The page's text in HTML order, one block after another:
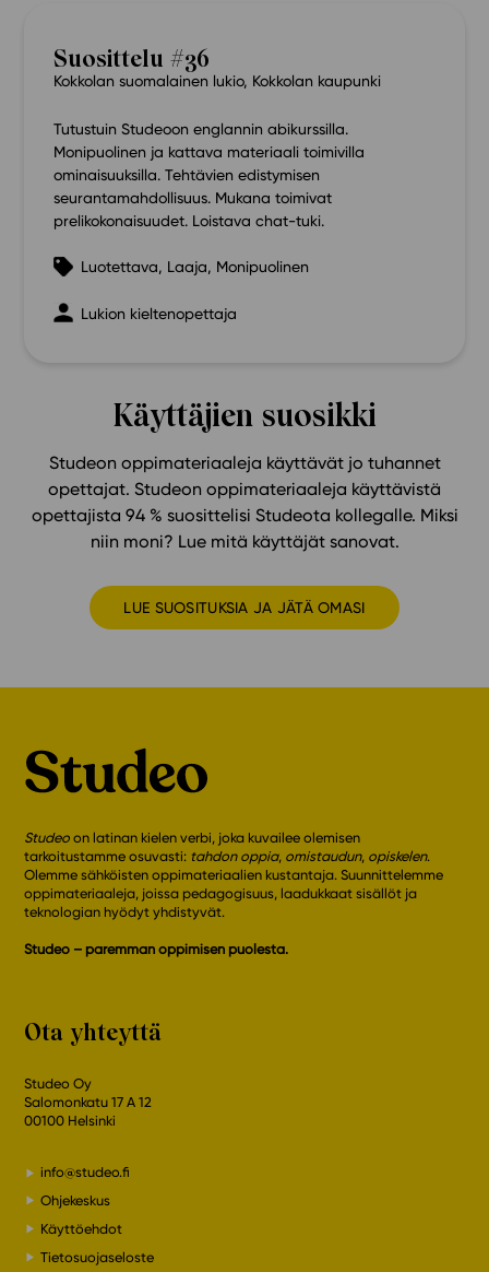
Suosittelu #36
Kokkolan suomalainen lukio, Kokkolan kaupunki
Tutustuin Studeoon englannin abikurssilla.
Monipuolinen ja kattava materiaali toimivilla
ominaisuuksilla. Tehtävien edistymisen
seurantamahdollisuus. Mukana toimivat
prelikokonaisuudet. Loistava chat-tuki.
Luotettava, Laaja, Monipuolinen
Lukion kieltenopettaja
Käyttäjien suosikki
Studeon oppimateriaaleja käyttävät jo tuhannet
opettajat. Studeon oppimateriaaleja käyttävistä
opettajista 94 % suosittelisi Studeota kollegalle. Miksi
niin moni? Lue mitä käyttäjät sanovat.
LUE SUOSITUKSIA JA JÄTÄ OMASI
Studeo on latinan kielen verbi, joka kuvailee olemisen
tarkoitustamme osuvasti: tahdon oppia, omistaudun, opiskelen.
Olemme sähköisten oppimateriaalien kustantaja. Suunnittelemme
oppimateriaaleja, joissa pedagogisuus, laadukkaat sisällöt ja
teknologian hyödyt yhdistyvät.
Studeo – paremman oppimisen puolesta.
Ota yhteyttä
Studeo Oy
Salomonkatu 17 A 12
00100 Helsinki
info@studeo.fi
Ohjekeskus
Käyttöehdot
Tietosuojaseloste